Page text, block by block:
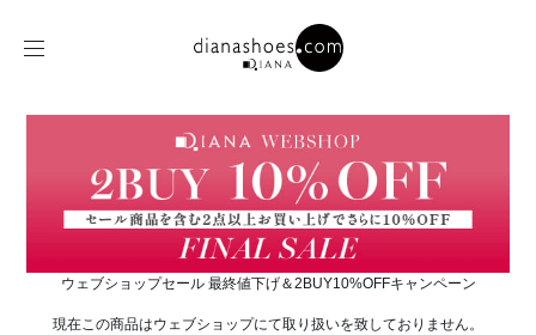
ウェブショップセール 最終値下げ＆2BUY10%OFFキャンペーン
現在この商品はウェブショップにて取り扱いを致しておりません。